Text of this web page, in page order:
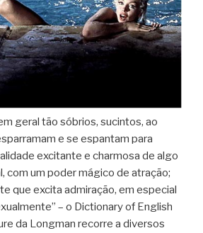
geral tão sóbrios, sucintos, ao
e se espantam para
excitante e charmosa de algo
com um poder mágico de atração;
que excita admiração, em especial
– o Dictionary of English
da Longman recorre a diversos